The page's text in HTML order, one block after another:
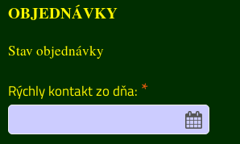
OBJEDNÁVKY
Stav objednávky
Rýchly kontakt zo dňa: *